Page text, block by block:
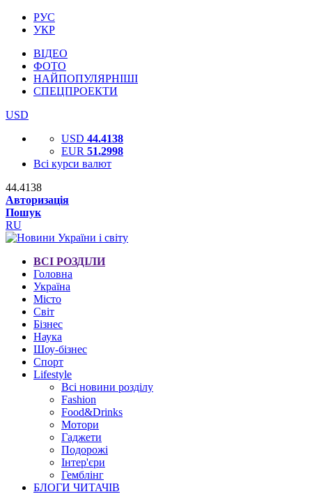
РУС
УКР
ВІДЕО
ФОТО
НАЙПОПУЛЯРНІШІ
СПЕЦПРОЕКТИ
USD
USD 44.4138
EUR 51.2998
Всі курси валют
44.4138
Авторизація
Пошук
RU
ВСІ РОЗДІЛИ
Головна
Україна
Місто
Світ
Бізнес
Наука
Шоу-бізнес
Спорт
Lifestyle
Всі новини розділу
Fashion
Food&Drinks
Мотори
Гаджети
Подорожі
Інтер'єри
Гемблінг
БЛОГИ ЧИТАЧІВ